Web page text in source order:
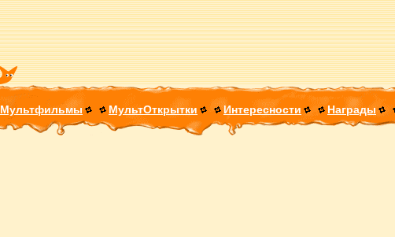
Мультфильмы МультОткрытки Интересности Награды